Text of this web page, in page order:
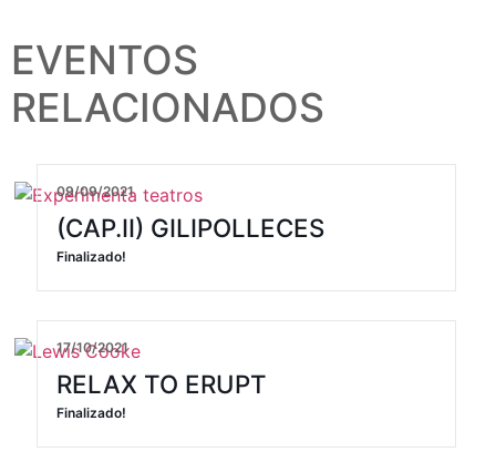
EVENTOS
RELACIONADOS
09/09/2021
(CAP.II) GILIPOLLECES
Finalizado!
17/10/2021
RELAX TO ERUPT
Finalizado!